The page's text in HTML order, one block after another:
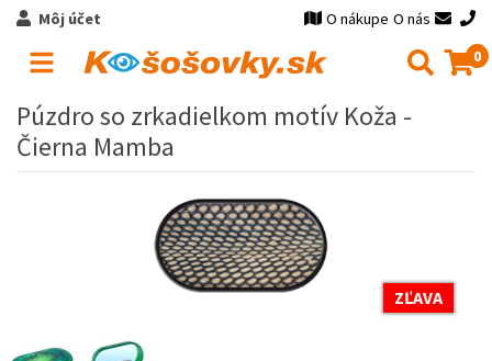
Môj účet O nákupe O nás
0
Púzdro so zrkadielkom motív Koža -
Čierna Mamba
ZĽAVA